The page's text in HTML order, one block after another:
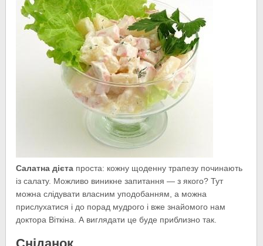
Салатна дієта проста: кожну щоденну трапезу починають
із салату. Можливо виникне запитання — з якого? Тут
можна слідувати власним уподобанням, а можна
прислухатися і до порад мудрого і вже знайомого нам
доктора Віткіна. А виглядати це буде приблизно так.